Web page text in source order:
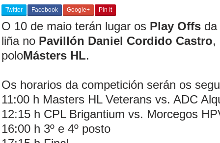
Twitter Facebook Google+ Pin It
O 10 de maio terán lugar os Play Offs da
liña no Pavillón Daniel Cordido Castro,
poloMásters HL.
Os horarios da competición serán os
11:00 h Masters HL Veterans vs. ADC
12:15 h CPL Brigantium vs. Morcegos
16:00 h 3º e 4º posto